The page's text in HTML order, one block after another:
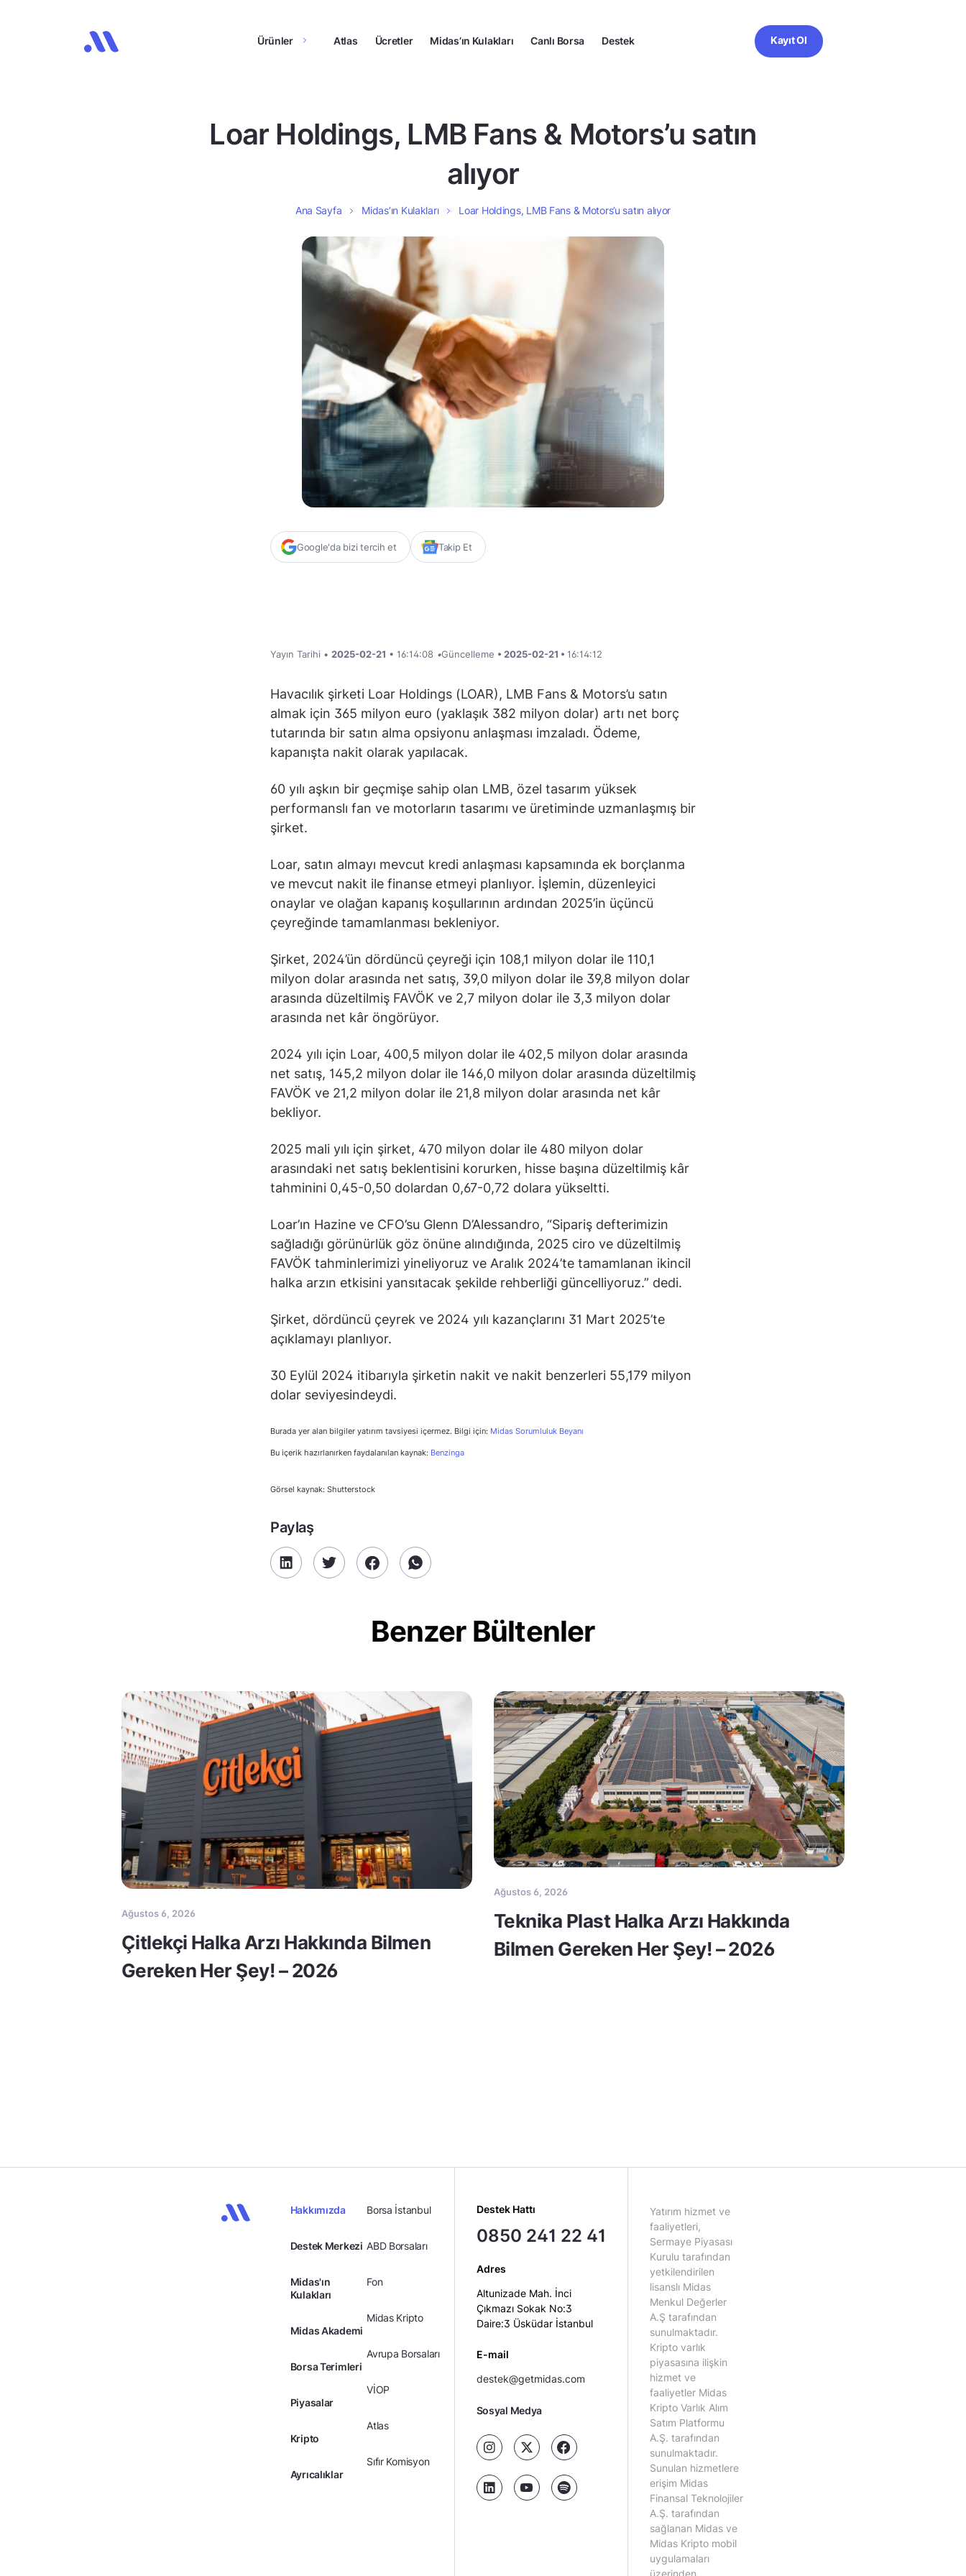
Ürünler Atlas Ücretler Midas’ın Kulakları Canlı Borsa Destek Kayıt Ol
Loar Holdings, LMB Fans & Motors’u satın
alıyor
Ana Sayfa Midas’ın Kulakları Loar Holdings, LMB Fans & Motors’u satın alıyor
Google'da bizi tercih et Takip Et
Yayın Tarihi • 2025-02-21 • 16:14:08 •Güncelleme • 2025-02-21 • 16:14:12
Havacılık şirketi Loar Holdings (LOAR), LMB Fans & Motors’u satın
almak için 365 milyon euro (yaklaşık 382 milyon dolar) artı net borç
tutarında bir satın alma opsiyonu anlaşması imzaladı. Ödeme,
kapanışta nakit olarak yapılacak.
60 yılı aşkın bir geçmişe sahip olan LMB, özel tasarım yüksek
performanslı fan ve motorların tasarımı ve üretiminde uzmanlaşmış bir
şirket.
Loar, satın almayı mevcut kredi anlaşması kapsamında ek borçlanma
ve mevcut nakit ile finanse etmeyi planlıyor. İşlemin, düzenleyici
onaylar ve olağan kapanış koşullarının ardından 2025’in üçüncü
çeyreğinde tamamlanması bekleniyor.
Şirket, 2024’ün dördüncü çeyreği için 108,1 milyon dolar ile 110,1
milyon dolar arasında net satış, 39,0 milyon dolar ile 39,8 milyon dolar
arasında düzeltilmiş FAVÖK ve 2,7 milyon dolar ile 3,3 milyon dolar
arasında net kâr öngörüyor.
2024 yılı için Loar, 400,5 milyon dolar ile 402,5 milyon dolar arasında
net satış, 145,2 milyon dolar ile 146,0 milyon dolar arasında düzeltilmiş
FAVÖK ve 21,2 milyon dolar ile 21,8 milyon dolar arasında net kâr
bekliyor.
2025 mali yılı için şirket, 470 milyon dolar ile 480 milyon dolar
arasındaki net satış beklentisini korurken, hisse başına düzeltilmiş kâr
tahminini 0,45-0,50 dolardan 0,67-0,72 dolara yükseltti.
Loar’ın Hazine ve CFO’su Glenn D’Alessandro, “Sipariş defterimizin
sağladığı görünürlük göz önüne alındığında, 2025 ciro ve düzeltilmiş
FAVÖK tahminlerimizi yineliyoruz ve Aralık 2024’te tamamlanan ikincil
halka arzın etkisini yansıtacak şekilde rehberliği güncelliyoruz.” dedi.
Şirket, dördüncü çeyrek ve 2024 yılı kazançlarını 31 Mart 2025’te
açıklamayı planlıyor.
30 Eylül 2024 itibarıyla şirketin nakit ve nakit benzerleri 55,179 milyon
dolar seviyesindeydi.
Burada yer alan bilgiler yatırım tavsiyesi içermez. Bilgi için: Midas Sorumluluk Beyanı
Bu içerik hazırlanırken faydalanılan kaynak: Benzinga
Görsel kaynak: Shutterstock
Paylaş
Benzer Bültenler
Ağustos 6, 2026
Çitlekçi Halka Arzı Hakkında Bilmen
Gereken Her Şey! – 2026
Ağustos 6, 2026
Teknika Plast Halka Arzı Hakkında
Bilmen Gereken Her Şey! – 2026
Hakkımızda
Destek Merkezi
Midas'ın
Kulakları
Midas Akademi
Borsa Terimleri
Piyasalar
Kripto
Ayrıcalıklar
Borsa İstanbul
ABD Borsaları
Fon
Midas Kripto
Avrupa Borsaları
VİOP
Atlas
Sıfır Komisyon
Destek Hattı
0850 241 22 41
Adres
Altunizade Mah. İnci
Çıkmazı Sokak No:3
Daire:3 Üsküdar İstanbul
E-mail
destek@getmidas.com
Sosyal Medya
Yatırım hizmet ve
faaliyetleri,
Sermaye Piyasası
Kurulu tarafından
yetkilendirilen
lisanslı Midas
Menkul Değerler
A.Ş tarafından
sunulmaktadır.
Kripto varlık
piyasasına ilişkin
hizmet ve
faaliyetler Midas
Kripto Varlık Alım
Satım Platformu
A.Ş. tarafından
sunulmaktadır.
Sunulan hizmetlere
erişim Midas
Finansal Teknolojiler
A.Ş. tarafından
sağlanan Midas ve
Midas Kripto mobil
uygulamaları